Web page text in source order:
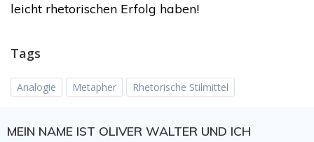
leicht rhetorischen Erfolg haben!
Tags
Analogie Metapher Rhetorische Stilmittel
MEIN NAME IST OLIVER WALTER UND ICH